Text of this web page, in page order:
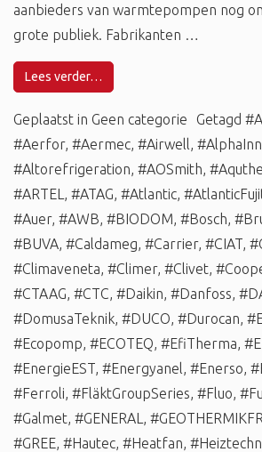
aanbieders van warmtepompen nog
grote publiek. Fabrikanten …
Lees verder…
Geplaatst in Geen categorie Getagd
#Aerfor, #Aermec, #Airwell,
#Altorefrigeration, #AOSmith,
#ARTEL , #ATAG, #Atlantic,
#Auer, #AWB, #BIODOM, #Bosch,
#BUVA, #Caldameg, #Carrier, #CIAT,
#Climaveneta, #Climer, #Clivet,
#CTAAG, #CTC, #Daikin, #Danfoss,
#DomusaTeknik, #DUCO, #Durocan,
#Ecopomp, #ECOTEQ, #EfiTherma,
#EnergieEST, #Energyanel, #Enerso,
#Ferroli, #FläktGroupSeries, #Fluo,
#Galmet, #GENERAL ,
#GREE, #Hautec, #Heatfan,